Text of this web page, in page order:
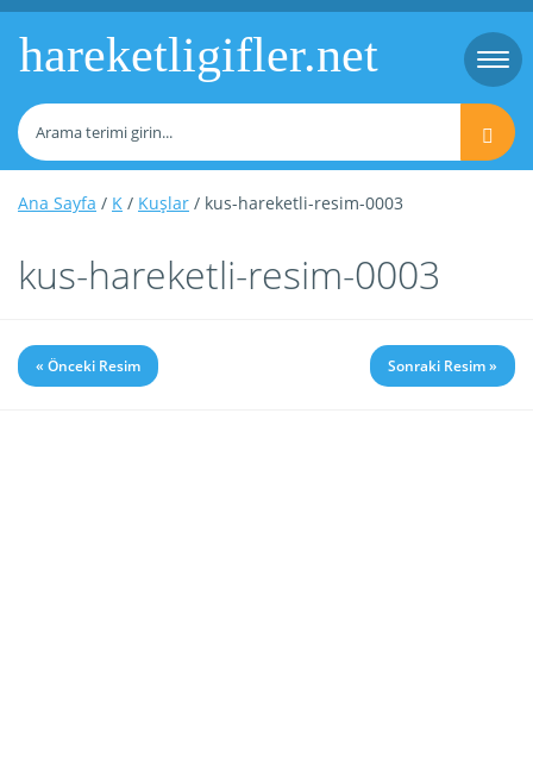
hareketligifler.net
Ana Sayfa / K / Kuşlar / kus-hareketli-resim-0003
kus-hareketli-resim-0003
« Önceki Resim Sonraki Resim »